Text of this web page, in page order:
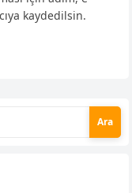
kaydedilsin.